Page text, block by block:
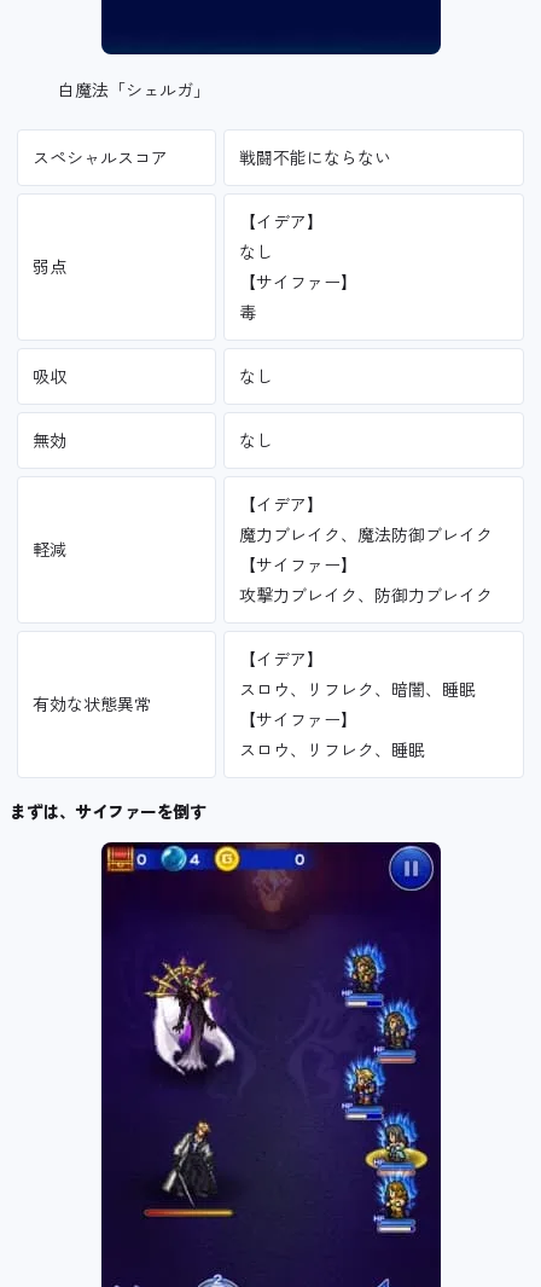
白魔法「シェルガ」
スペシャルスコア 戦闘不能にならない
弱点
【イデア】
なし
【サイファー】
毒
吸収 なし
無効 なし
軽減
【イデア】
魔力ブレイク、魔法防御ブレイク
【サイファー】
攻撃力ブレイク、防御力ブレイク
有効な状態異常
【イデア】
スロウ、リフレク、暗闇、睡眠
【サイファー】
スロウ、リフレク、睡眠
まずは、サイファーを倒す